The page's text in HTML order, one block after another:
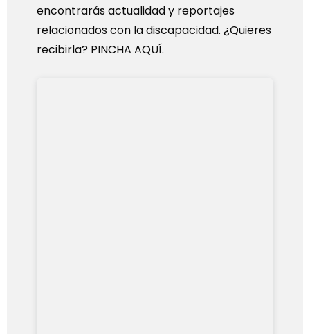
encontrarás actualidad y reportajes
relacionados con la discapacidad. ¿Quieres
recibirla? PINCHA AQUÍ.